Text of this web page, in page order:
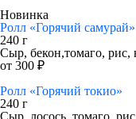
Новинка
Ролл «Горячий самурай»
240 г
Сыр, бекон,томаго,
от 300 ₽
Ролл «Горячий токио»
240 г
Сыр, лосось, томаго,